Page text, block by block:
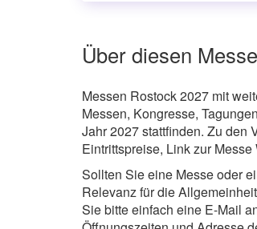
Über diesen
Messen Rostock 2027 mit
Messen, Kongresse,
Jahr 2027 stattfinden. Zu den
Eintrittspreise, Link zur
Sollten Sie eine Messe oder
Relevanz für die
Sie bitte einfach eine E-Mail